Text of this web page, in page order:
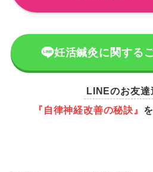
妊活鍼灸に関する
LINEのお友達
『自律神経改善の秘訣』